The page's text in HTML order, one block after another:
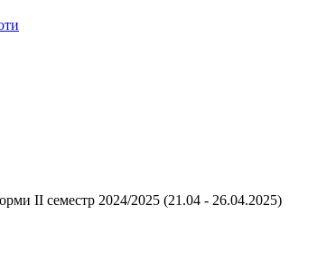
ІІ семестр 2024/2025 (21.04 - 26.04.2025)